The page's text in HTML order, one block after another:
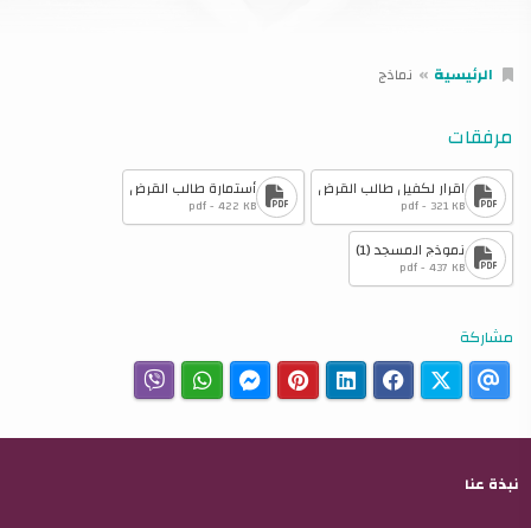
الرئيسية نماذج
مرفقات
اقرار لكفيل طالب القرض
pdf - 321 KB
أستمارة طالب القرض
pdf - 422 KB
نموذج المسجد (1)
pdf - 437 KB
مشاركة
نبذة عنا